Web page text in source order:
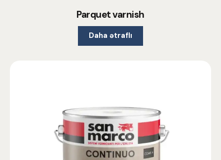
Parquet varnish
Daha ətraflı